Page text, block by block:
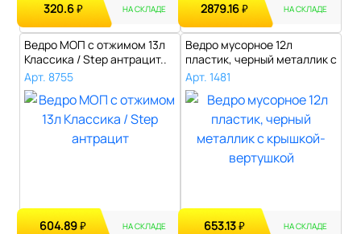
320.6₽ НА СКЛАДЕ 2879.16₽ НА СКЛАДЕ
Ведро МОП c отжимом 13л
Классика / Step антрацит..
Арт. 8755
604.89₽ НА СКЛАДЕ
Ведро мусорное 12л
пластик, черный металлик с
крышкой-в..
Арт. 1481
653.13₽ НА СКЛАДЕ